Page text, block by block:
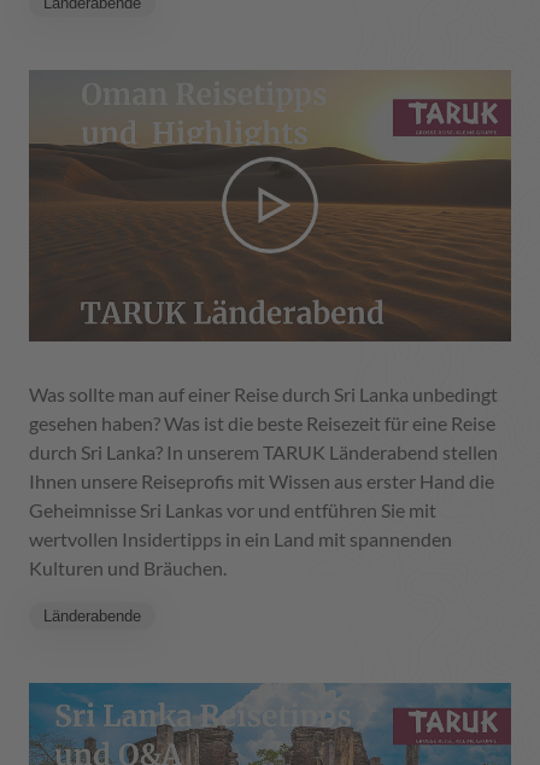
Was sollte man auf einer Reise durch Sri Lanka unbedingt
gesehen haben? Was ist die beste Reisezeit für eine Reise
durch Sri Lanka? In unserem TARUK Länderabend stellen
Ihnen unsere Reiseprofis mit Wissen aus erster Hand die
Geheimnisse Sri Lankas vor und entführen Sie mit
wertvollen Insidertipps in ein Land mit spannenden
Kulturen und Bräuchen.
Länderabende